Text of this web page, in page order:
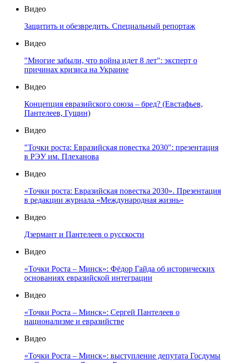
Видео
Защитить и обезвредить. Специальный репортаж
Видео
"Многие забыли, что война идет 8 лет": эксперт о
причинах кризиса на Украине
Видео
Концепция евразийского союза – бред? (Евстафьев,
Пантелеев, Гущин)
Видео
"Точки роста: Евразийская повестка 2030": презентация
в РЭУ им. Плеханова
Видео
«Точки роста: Евразийская повестка 2030». Презентация
в редакции журнала «Международная жизнь»
Видео
Дзермант и Пантелеев о русскости
Видео
«Точки Роста – Минск»: Фёдор Гайда об исторических
основаниях евразийской интеграции
Видео
«Точки Роста – Минск»: Сергей Пантелеев о
национализме и евразийстве
Видео
«Точки Роста – Минск»: выступление депутата Госдумы